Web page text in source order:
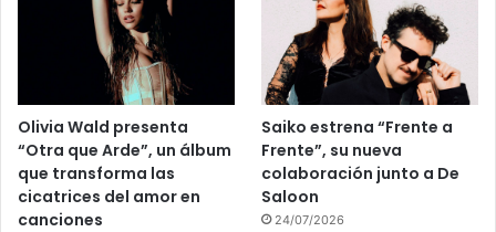
Olivia Wald presenta
“Otra que Arde”, un álbum
que transforma las
cicatrices del amor en
canciones
Saiko estrena “Frente a
Frente”, su nueva
colaboración junto a De
Saloon
24/07/2026